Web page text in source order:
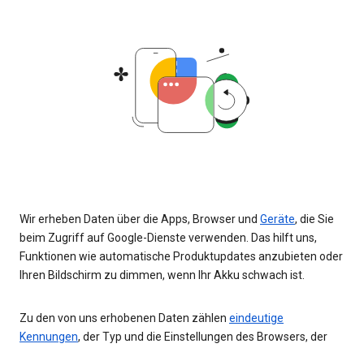
Wir erheben Daten über die Apps, Browser und Geräte, die Sie
beim Zugriff auf Google-Dienste verwenden. Das hilft uns,
Funktionen wie automatische Produktupdates anzubieten oder
Ihren Bildschirm zu dimmen, wenn Ihr Akku schwach ist.
Zu den von uns erhobenen Daten zählen eindeutige
Kennungen, der Typ und die Einstellungen des Browsers, der